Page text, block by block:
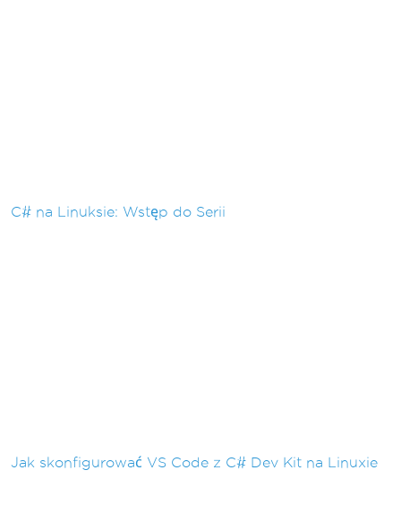
C# na Linuksie: Wstęp do Serii
Jak skonfigurować VS Code z C# Dev Kit na Linuxie